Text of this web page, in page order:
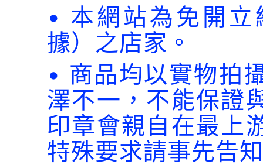
• 本網站為免開
據）之店家。
• 商品均以實物拍
澤不一，不能保證
印章會親自在最上
特殊要求請事先告